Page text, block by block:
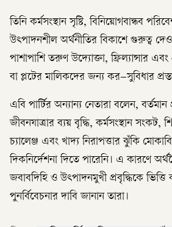
তিনি কর্মসংস্থান সৃষ্টি, বিনিয়োগবান্ধব
উৎপাদনশীল অর্থনীতির বিকাশে গুরুত্ব
পাশাপাশি তরুণ উদ্যোক্তা, ফ্রিল্যান্সার
বা প্লটের মালিকদের জন্য কর–সুবিধার
এবি পার্টির অন্যান্য নেতারা বলেন, বর্তমান
জীবনযাত্রার ব্যয় বৃদ্ধি, কর্মসংস্থান সংকট,
চ্যালেঞ্জ এবং খাদ্য নিরাপত্তার ঝুঁকি
দিকনির্দেশনা দিতে পারেনি। এ কারণে
জবাবদিহি ও উৎপাদনমুখী প্রবৃদ্ধিকে
পুনর্বিবেচনার দাবি জানান তারা।